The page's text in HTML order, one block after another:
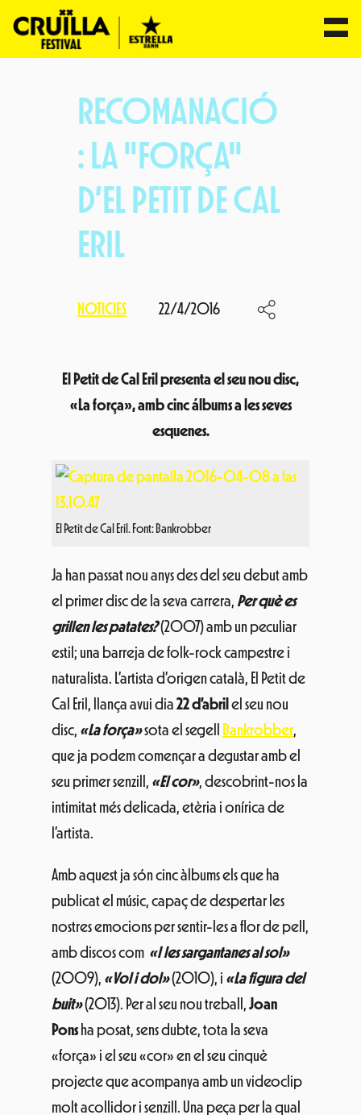
RECOMANACIÓ
: LA "FORÇA"
D’EL PETIT DE CAL
ERIL
NOTICIES 22/4/2016
El Petit de Cal Eril presenta el seu nou disc,
«La força», amb cinc álbums a les seves
esquenes.
El Petit de Cal Eril. Font: Bankrobber
Ja han passat nou anys des del seu debut amb
el primer disc de la seva carrera, Per què es
grillen les patates?(2007) amb un peculiar
estil; una barreja de folk-rock campestre i
naturalista. L’artista d’origen català, El Petit de
Cal Eril, llança avui dia 22 d’abril el seu nou
disc, «La força»sota el segell Bankrobber,
que ja podem començar a degustar amb el
seu primer senzill, «El cor», descobrint-nos la
intimitat més delicada, etèria i onírica de
l’artista.
Amb aquest ja són cinc àlbums els que ha
publicat el músic, capaç de despertar les
nostres emocions per sentir-les a flor de pell,
amb discos com «I les sargantanes al sol»
(2009), «Vol i dol»(2010), i «La figura del
buit»(2013). Per al seu nou treball, Joan
Pons ha posat, sens dubte, tota la seva
«força» i el seu «cor» en el seu cinquè
projecte que acompanya amb un videoclip
molt acollidor i senzill. Una peça per la qual